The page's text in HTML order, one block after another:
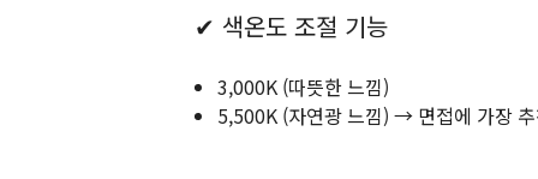
✔ 색온도 조절 기능
3,000K (따뜻한 느낌)
5,500K (자연광 느낌) → 면접에 가장